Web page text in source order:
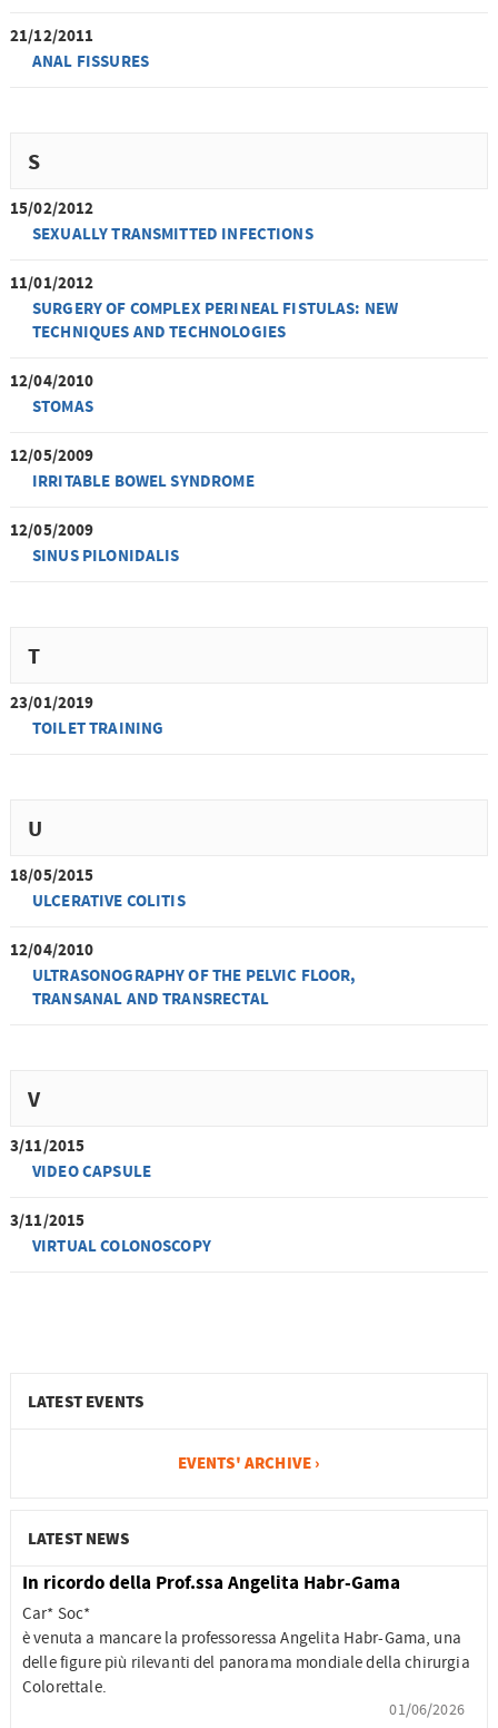
21/12/2011
ANAL FISSURES
S
15/02/2012
SEXUALLY TRANSMITTED INFECTIONS
11/01/2012
SURGERY OF COMPLEX PERINEAL FISTULAS: NEW
TECHNIQUES AND TECHNOLOGIES
12/04/2010
STOMAS
12/05/2009
IRRITABLE BOWEL SYNDROME
12/05/2009
SINUS PILONIDALIS
T
23/01/2019
TOILET TRAINING
U
18/05/2015
ULCERATIVE COLITIS
12/04/2010
ULTRASONOGRAPHY OF THE PELVIC FLOOR,
TRANSANAL AND TRANSRECTAL
V
3/11/2015
VIDEO CAPSULE
3/11/2015
VIRTUAL COLONOSCOPY
LATEST EVENTS
EVENTS' ARCHIVE ›
LATEST NEWS
In ricordo della Prof.ssa Angelita Habr-Gama
Car* Soc*
è venuta a mancare la professoressa Angelita Habr-Gama, una
delle figure più rilevanti del panorama mondiale della chirurgia
Colorettale.
01/06/2026